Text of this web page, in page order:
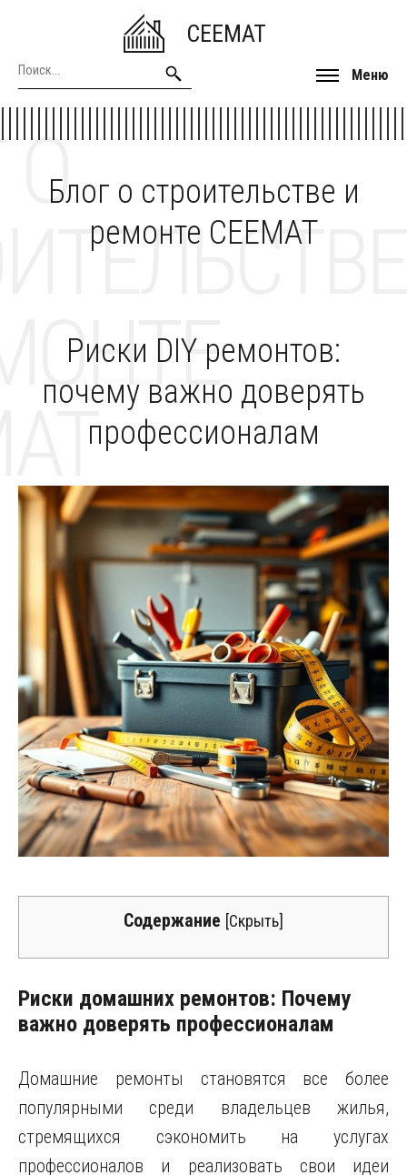
CEEMAT
Меню
Блог о строительстве и
ремонте CEEMAT
О
Риски DIY ремонтов:
почему важно доверять
профессионалам
Содержание [Скрыть]
Риски домашних ремонтов: Почему
важно доверять профессионалам
Домашние ремонты становятся все более
популярными среди владельцев жилья,
стремящихся сэкономить на услугах
профессионалов и реализовать свои идеи